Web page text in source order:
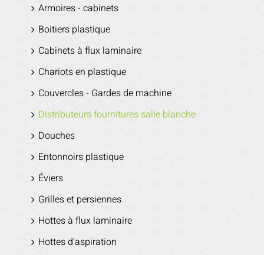
Armoires - cabinets
Boitiers plastique
Cabinets à flux laminaire
Chariots en plastique
Couvercles - Gardes de machine
Distributeurs fournitures salle blanche
Douches
Entonnoirs plastique
Éviers
Grilles et persiennes
Hottes à flux laminaire
Hottes d'aspiration